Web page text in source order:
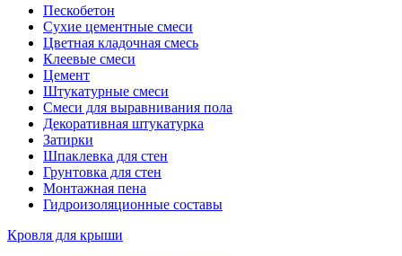
Пескобетон
Сухие цементные смеси
Цветная кладочная смесь
Клеевые смеси
Цемент
Штукатурные смеси
Смеси для выравнивания пола
Декоративная штукатурка
Затирки
Шпаклевка для стен
Грунтовка для стен
Монтажная пена
Гидроизоляционные составы
Кровля для крыши